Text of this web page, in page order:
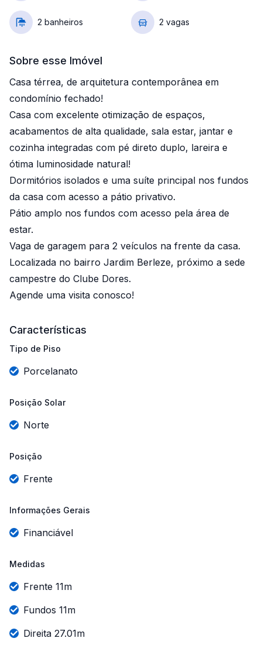
2 banheiros 2 vagas
Sobre esse Imóvel
Casa térrea, de arquitetura contemporânea em
condomínio fechado!
Casa com excelente otimização de espaços,
acabamentos de alta qualidade, sala estar, jantar e
cozinha integradas com pé direto duplo, lareira e
ótima luminosidade natural!
Dormitórios isolados e uma suíte principal nos fundos
da casa com acesso a pátio privativo.
Pátio amplo nos fundos com acesso pela área de
estar.
Vaga de garagem para 2 veículos na frente da casa.
Localizada no bairro Jardim Berleze, próximo a sede
campestre do Clube Dores.
Agende uma visita conosco!
Características
Tipo de Piso
Porcelanato
Posição Solar
Norte
Posição
Frente
Informações Gerais
Financiável
Medidas
Frente 11m
Fundos 11m
Direita 27.01m